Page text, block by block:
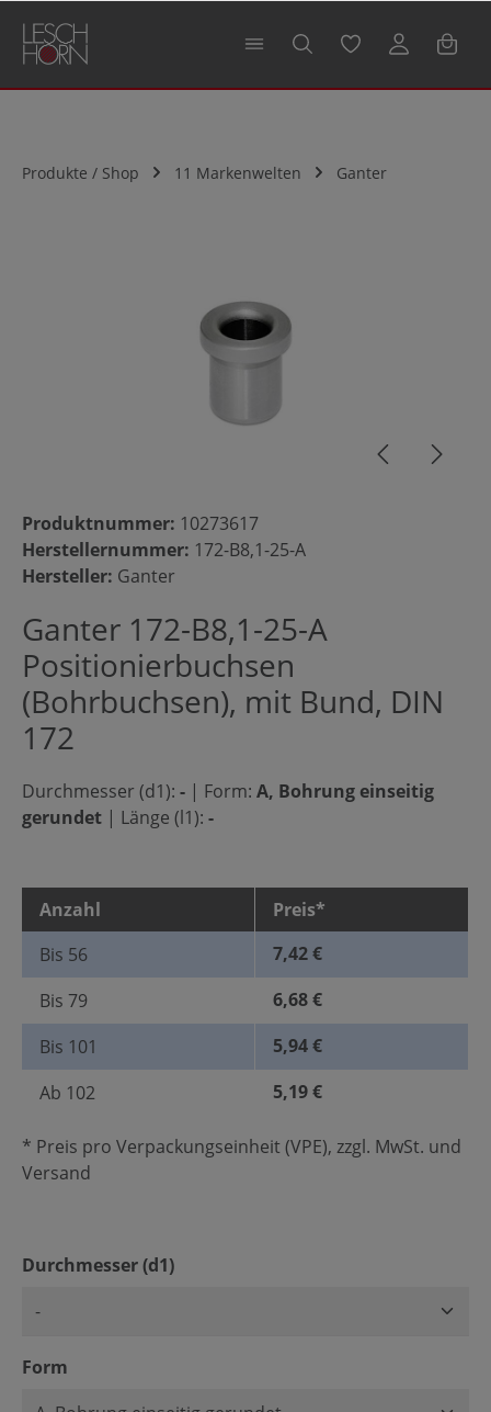
springen
Produkte / Shop 11 Markenwelten Ganter
Produktnummer: 10273617
Herstellernummer: 172-B8,1-25-A
Hersteller: Ganter
Ganter 172-B8,1-25-A
Positionierbuchsen
(Bohrbuchsen), mit Bund, DIN
172
Durchmesser (d1): - | Form: A, Bohrung einseitig
gerundet | Länge (l1): -
Anzahl
Preis*
Bis 56
7,42 €
Bis 79
6,68 €
Bis 101
5,94 €
Ab 102 5,19 €
* Preis pro Verpackungseinheit (VPE), zzgl. MwSt. und
Versand
Durchmesser (d1)auswählen
Form